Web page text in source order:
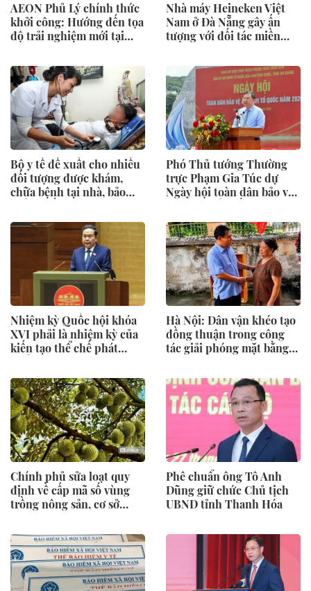
AEON Phủ Lý chính thức
khởi công: Hướng đến tọa
độ trải nghiệm mới tại
Nhà máy Heineken Việt
Nam ở Đà Nẵng gây ấn
tượng với đối tác miền
Bộ y tế đề xuất cho nhiều
đối tượng được khám,
chữa bệnh tại nhà, bảo
Phó Thủ tướng Thường
trực Phạm Gia Túc dự
Ngày hội toàn dân bảo vệ
khu Phú Quốc
Nhiệm kỳ Quốc hội khóa
XVI phải là nhiệm kỳ của
kiến tạo thể chế phát
Hà Nội: Dân vận khéo tạo
đồng thuận trong công
tác giải phóng mặt bằng
Chính phủ sửa loạt quy
định về cấp mã số vùng
trồng nông sản, cơ sở
Phê chuẩn ông Tô Anh
Dũng giữ chức Chủ tịch
UBND tỉnh Thanh Hóa